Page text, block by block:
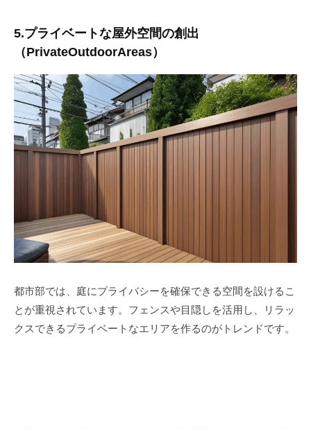
5.プライベートな屋外空間の創出
（PrivateOutdoorAreas）
都市部では、庭にプライバシーを確保できる空間を設けるこ
とが重視されています。フェンスや目隠しを活用し、リラッ
クスできるプライベートなエリアを作るのがトレンドです。